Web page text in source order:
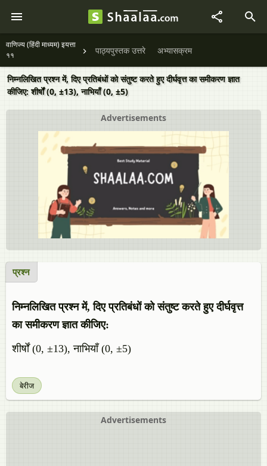
वाणिज्य (हिंदी माध्यम) इयत्ता
११
पाठ्यपुस्तक उत्तरे अभ्यासक्रम
निम्नलिखित प्रश्न में, दिए प्रतिबंधों को संतुष्ट करते हुए दीर्घवृत्त का समीकरण ज्ञात
कीजिए: शीर्षों (0, ±13), नाभियाँ (0, ±5)
Advertisements
प्रश्न
निम्नलिखित प्रश्न में, दिए प्रतिबंधों को संतुष्ट करते हुए दीर्घवृत्त
का समीकरण ज्ञात कीजिए:
शीर्षों (0, ±13), नाभियाँ (0, ±5)
बेरीज
Advertisements